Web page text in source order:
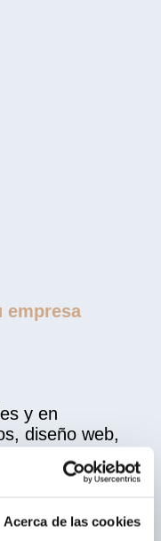
Acerca de las cookies
empresa
y en
diseño web,